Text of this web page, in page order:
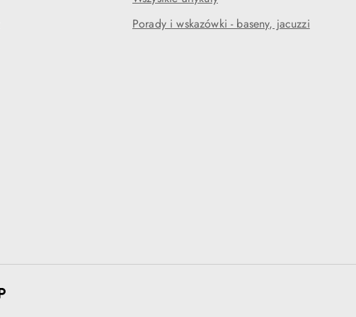
Porady i wskazówki - baseny, jacuzzi